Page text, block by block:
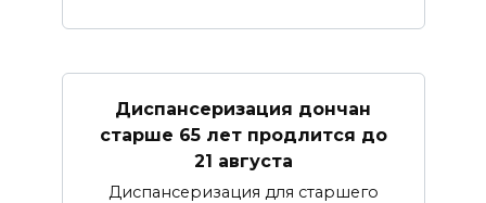
Диспансеризация дончан
старше 65 лет продлится до
21 августа
Диспансеризация для старшего